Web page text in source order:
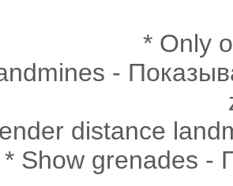
* Only
-
distance
* Show grenades -